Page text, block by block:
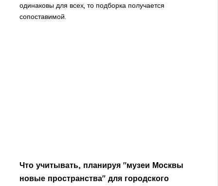
одинаковы для всех, то подборка получается
сопоставимой.
Что учитывать, планируя "музеи Москвы
новые пространства" для городского